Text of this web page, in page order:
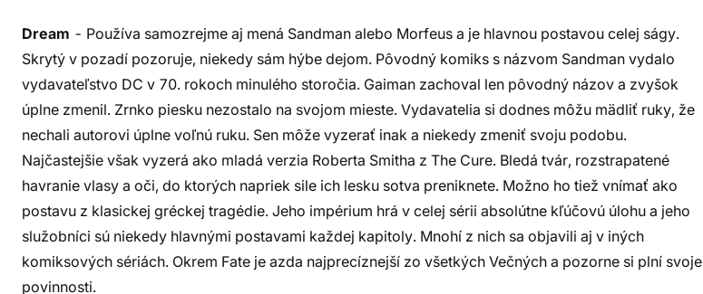
Dream - Používa samozrejme aj mená Sandman alebo Morfeus a je hlavnou postavou celej ságy.
Skrytý v pozadí pozoruje, niekedy sám hýbe dejom. Pôvodný komiks s názvom Sandman vydalo
vydavateľstvo DC v 70. rokoch minulého storočia. Gaiman zachoval len pôvodný názov a zvyšok
úplne zmenil. Zrnko piesku nezostalo na svojom mieste. Vydavatelia si dodnes môžu mädliť ruky, že
nechali autorovi úplne voľnú ruku. Sen môže vyzerať inak a niekedy zmeniť svoju podobu.
Najčastejšie však vyzerá ako mladá verzia Roberta Smitha z The Cure. Bledá tvár, rozstrapatené
havranie vlasy a oči, do ktorých napriek sile ich lesku sotva preniknete. Možno ho tiež vnímať ako
postavu z klasickej gréckej tragédie. Jeho impérium hrá v celej sérii absolútne kľúčovú úlohu a jeho
služobníci sú niekedy hlavnými postavami každej kapitoly. Mnohí z nich sa objavili aj v iných
komiksových sériách. Okrem Fate je azda najprecíznejší zo všetkých Večných a pozorne si plní svoje
povinnosti.